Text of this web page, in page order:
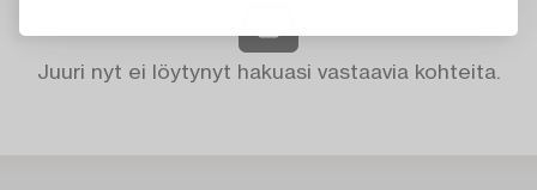
Juuri nyt ei löytynyt hakuasi vastaavia kohteita.